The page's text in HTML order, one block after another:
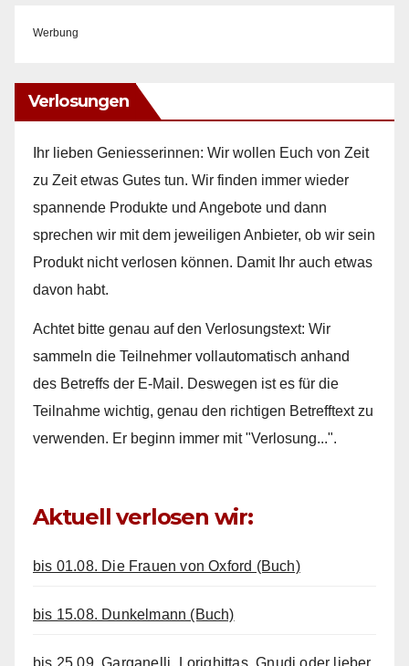
Werbung
Verlosungen
Ihr lieben Geniesserinnen: Wir wollen Euch von Zeit
zu Zeit etwas Gutes tun. Wir finden immer wieder
spannende Produkte und Angebote und dann
sprechen wir mit dem jeweiligen Anbieter, ob wir sein
Produkt nicht verlosen können. Damit Ihr auch etwas
davon habt.
Achtet bitte genau auf den Verlosungstext: Wir
sammeln die Teilnehmer vollautomatisch anhand
des Betreffs der E-Mail. Deswegen ist es für die
Teilnahme wichtig, genau den richtigen Betrefftext zu
verwenden. Er beginn immer mit "Verlosung...".
Aktuell verlosen wir:
bis 01.08. Die Frauen von Oxford (Buch)
bis 15.08. Dunkelmann (Buch)